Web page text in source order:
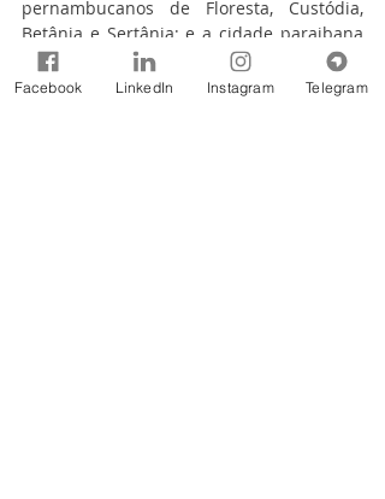
pernambucanos de Floresta, Custódia,
Betânia e Sertânia; e a cidade paraibana
de Monteiro.
Facebook LinkedIn Instagram Telegram